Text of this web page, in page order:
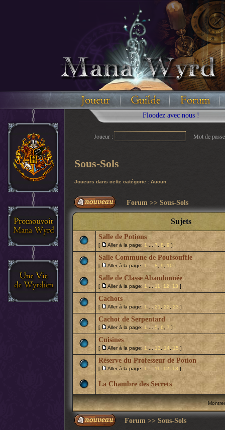
Floodez avec nous !
Joueur : Mot de
Sous-Sols
Joueurs dans cette catégorie : Aucun
Forum >> Sous-Sols
Sujets
Salle de Potions
[ Aller à la page: 1 ...7 8 9 ]
Salle Commune de Poufsouffle
[ Aller à la page: 1 ...8 9 10 ]
Salle de Classe Abandonnée
[ Aller à la page: 1 ...11 12 13 ]
Cachots
[ Aller à la page: 1 ...21 22 23 ]
Cachot de Serpentard
[ Aller à la page: 1 ...5 6 7 ]
Cuisines
[ Aller à la page: 1 ...13 14 15 ]
Réserve du Professeur de Potion
[ Aller à la page: 1 ...11 12 13 ]
La Chambre des Secrets
Forum >> Sous-Sols